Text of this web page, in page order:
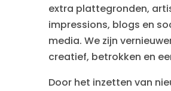
extra plattegronden,
impressions, blogs en
media. We zijn
creatief, betrokken en
Door het inzetten van